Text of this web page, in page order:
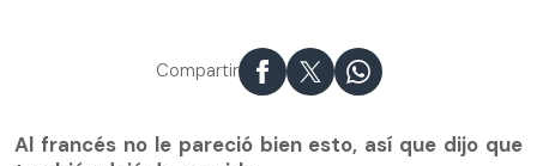
Compartir
Al francés no le pareció bien esto, así que dijo que